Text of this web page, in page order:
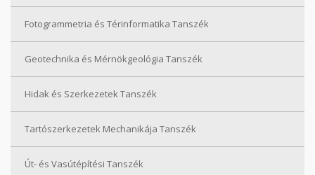
Fotogrammetria és Térinformatika Tanszék
Geotechnika és Mérnökgeológia Tanszék
Hidak és Szerkezetek Tanszék
Tartószerkezetek Mechanikája Tanszék
Út- és Vasútépítési Tanszék